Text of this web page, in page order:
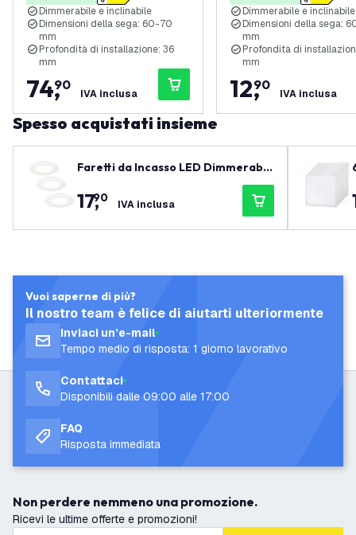
bagno
Dimmerabile e inclinabile
Dimensioni della sega: 60-70
mm
Profondità di installazione: 36
mm
74,
90
IVA inclusa
bagno
Dimmerabile e inclinabile
Dimensioni della sega:
mm
Profondità di
mm
12,
90
IVA inclusa
Spesso acquistati insieme
Faretti da Incasso LED Dimmerabili
Bianchi - IP65 - 5W - 2700K - 5 anni
di garanzia - Adatto per il bagno
17,
90 IVA inclusa
Vuoi saperne di più?
Il nostro team è felice di aiutarti ulteriormente
Inviaci un’e-mail
Tempo medio di risposta: 1 giorno lavorativo
Contattaci
Disponibili dalle 09:00 alle 17:00
FAQ
Risposta immediata
Non perdere nemmeno una promozione.
Ricevi le ultime offerte e promozioni!